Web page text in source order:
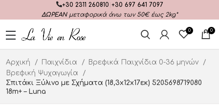
+30 2311 260810 +30 697 641 7097
ΔΩΡΕΑΝμεταφορικά άνω των 50€ έως 2kg*
0 0
Αρχική Παιχνίδια
Βρεφικά Παιχνίδια 0-36 μηνών
Βρεφική Ψυχαγωγία
Σπιτάκι Ξύλινο με Σχήματα (18,3x12x17εκ) 5205698719080
18m+ – Luna